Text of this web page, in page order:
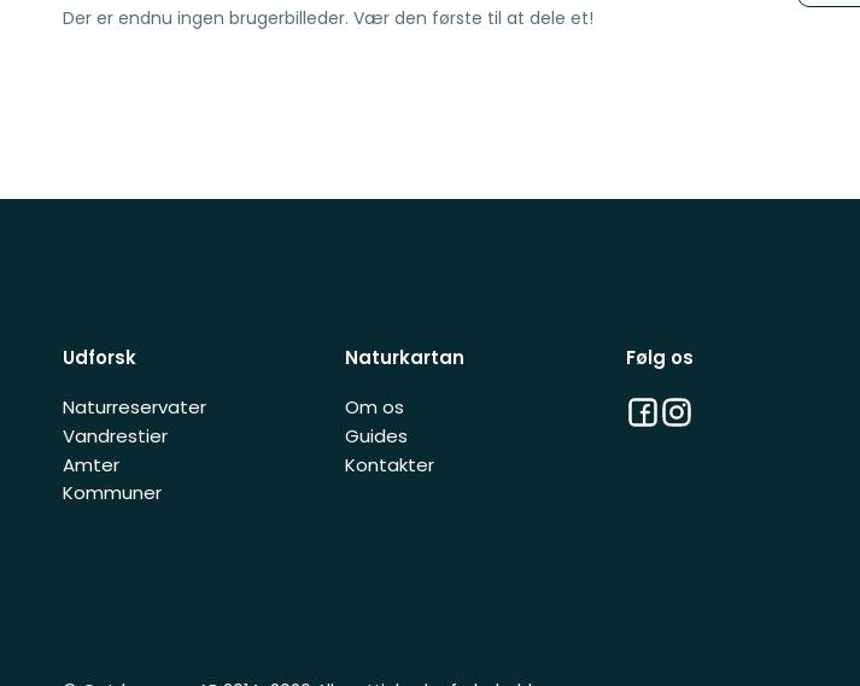
Der er endnu ingen brugerbilleder. Vær den første til at dele et!
Udforsk
Naturreservater
Vandrestier
Amter
Kommuner
Naturkartan
Om os
Guides
Kontakter
Følg os
Facebook
Instagram